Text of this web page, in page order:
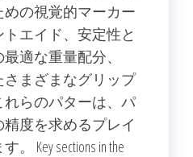
の視覚的マーカー
エイド、安定性と
適な重量配分、
まざまなグリップ
らのパターは、パ
度を求めるプレイ
Key sections in the